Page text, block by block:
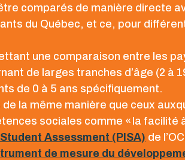
comparés de manière directe
du Québec, et ce, pour
une comparaison entre les
de larges tranches d’âge (2 à
de 0 à 5 ans spécifiquement.
la même manière que ceux
sociales comme « la facilité
Assessment (PISA) de
de mesure du